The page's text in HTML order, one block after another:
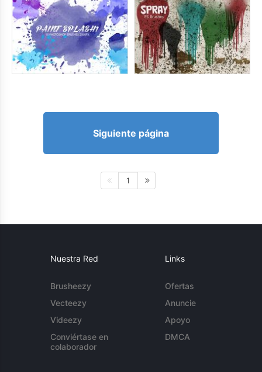
Siguiente página
1
Nuestra Red
Brusheezy
Vecteezy
Videezy
Conviértase en
colaborador
Links
Ofertas
Anuncie
Apoyo
DMCA